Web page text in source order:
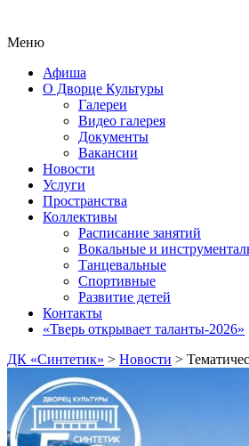
Меню
Афиша
О Дворце Культуры
Галереи
Видео галерея
Документы
Вакансии
Новости
Услуги
Пространства
Коллективы
Расписание занятий
Вокальные и
Танцевальные
Спортивные
Развитие детей
Контакты
«Тверь открывает таланты-2026»
ДК «Синтетик» > Новости >